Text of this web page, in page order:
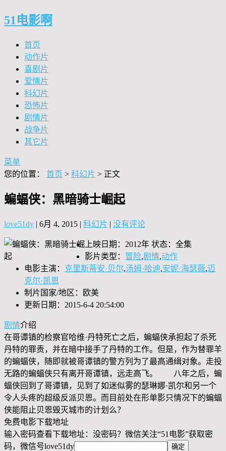
51电影啊
首页
动作片
喜剧片
爱情片
科幻片
恐怖片
剧情片
战争片
其它片
菜单
您的位置： 首页 > 科幻片 > 正文
蝙蝠侠：黑暗骑士崛起
love51dy | 6月 4, 2015 | 科幻片 | 没有评论
上映日期：2012年 状态：全集
影片类型：
冒险,剧情,动作
电影主演： 克里斯蒂安·贝尔,汤姆·哈迪,安妮·海瑟薇,迈
克尔·凯恩
制片国家/地区：欧美
更新日期：2015-6-4 20:54:00
剧情介绍
在哥谭镇的检察官哈维·丹特死亡之后，蝙蝠侠承担起了杀死
丹特的罪责，并在暗中接手了丹特的工作。但是，作为替罪羊
的蝙蝠侠，随即就被哥谭镇的警方列为了最高通缉对象。走投
无路的蝙蝠侠只有离开哥谭镇，远走高飞。 八年之后，蝙
蝠侠回到了哥谭镇，见到了如迷似雾的瑟琳娜·凯尔和另一个
令人头疼的超级反派贝恩。而目前处在形单影只情况下的蝙蝠
侠能阻止贝恩毁灭城市的计划么？
免费电影下载地址
输入密码查看下载地址：没密码？微信关注“51电影”获取密
码，微信号love51dy